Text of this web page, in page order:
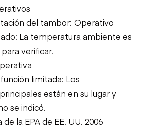
del tambor: Operativo
La temperatura ambiente es
verificar.
limitada: Los
están en su lugar y
se indicó.
la EPA de EE. UU. 2006